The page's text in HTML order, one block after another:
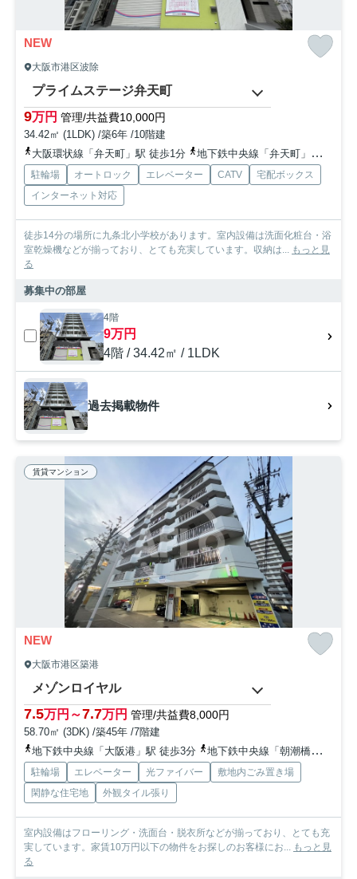
NEW
大阪市港区波除
プライムステージ弁天町
9万円 管理/共益費10,000円
34.42㎡ (1LDK) /築6年 /10階建
大阪環状線「弁天町」駅 徒歩1分
地下鉄中央線「弁天町」駅 徒歩1分
駐輪場 オートロック エレベーター CATV
宅配ボックス
インターネット対応
徒歩14分の場所に九条北小学校があります。室内設備は洗面化粧台・浴
室乾燥機などが揃っており、とても充実しています。収納は... もっと見
る
募集中の部屋
4階
9万円
4階 / 34.42㎡ / 1LDK
過去掲載物件
賃貸マンション
NEW
大阪市港区築港
メゾンロイヤル
7.5万円～7.7万円 管理/共益費8,000円
58.70㎡ (3DK) /築45年 /7階建
地下鉄中央線「大阪港」駅 徒歩3分
地下鉄中央線「朝潮橋」駅 徒歩23分
駐輪場 エレベーター 光ファイバー
敷地内ごみ置き場
閑静な住宅地
外観タイル張り
室内設備はフローリング・洗面台・脱衣所などが揃っており、とても充
実しています。家賃10万円以下の物件をお探しのお客様にお... もっと見
る